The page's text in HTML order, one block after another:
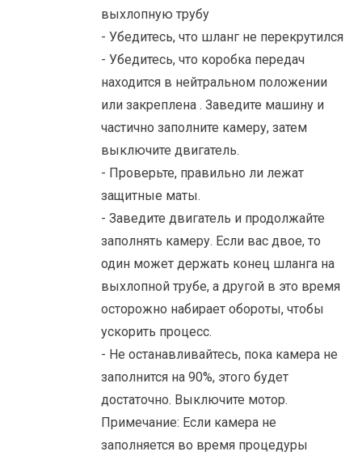
выхлопную трубу
- Убедитесь, что шланг не перекрутился
- Убедитесь, что коробка передач
находится в нейтральном положении
или закреплена . Заведите машину и
частично заполните камеру, затем
выключите двигатель.
- Проверьте, правильно ли лежат
защитные маты.
- Заведите двигатель и продолжайте
заполнять камеру. Если вас двое, то
один может держать конец шланга на
выхлопной трубе, а другой в это время
осторожно набирает обороты, чтобы
ускорить процесс.
- Не останавливайтесь, пока камера не
заполнится на 90%, этого будет
достаточно. Выключите мотор.
Примечание: Если камера не
заполняется во время процедуры